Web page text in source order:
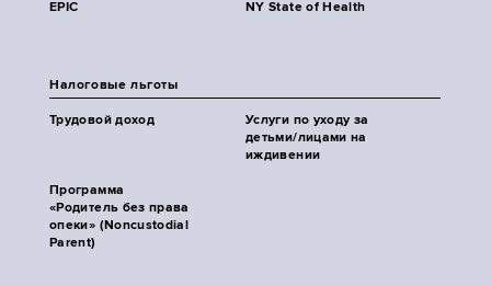
EPIC NY State of Health
Налоговые льготы
Трудовой доход
Услуги по уходу за
детьми/лицами на
иждивении
Программа
«Родитель без права
опеки» (Noncustodial
Parent)